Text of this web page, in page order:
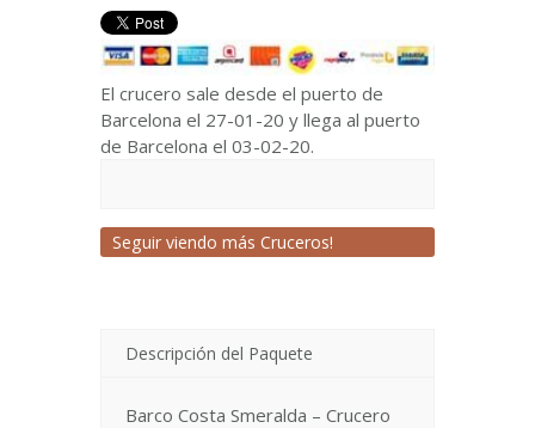
El crucero sale desde el puerto de
Barcelona el 27-01-20 y llega al puerto
de Barcelona el 03-02-20.
Seguir viendo más Cruceros!
Descripción del Paquete
Barco Costa Smeralda – Crucero